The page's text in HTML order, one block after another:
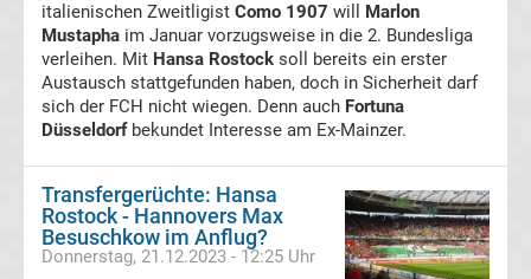
Hannover
96
Hertha
BSC
italienischen Zweitligist Como 1907 will Marlon
Mustapha im Januar vorzugsweise in die 2. Bundesliga
verleihen. Mit Hansa Rostock soll bereits ein erster
Austausch stattgefunden haben, doch in Sicherheit darf
sich der FCH nicht wiegen. Denn auch Fortuna
Düsseldorfbekundet Interesse am Ex-Mainzer.
Transfergerüchte: Hansa
Rostock - Hannovers Max
Besuschkow im Anflug?
Donnerstag, 21.12.2023 - 12:25 Uhr